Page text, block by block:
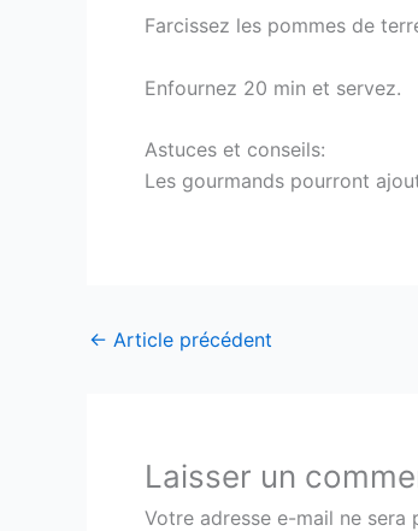
Farcissez les pommes de
Enfournez 20 min et servez.
Astuces et conseils:
Les gourmands pourront
← Article précédent
Laisser un
Votre adresse e-mail ne sera